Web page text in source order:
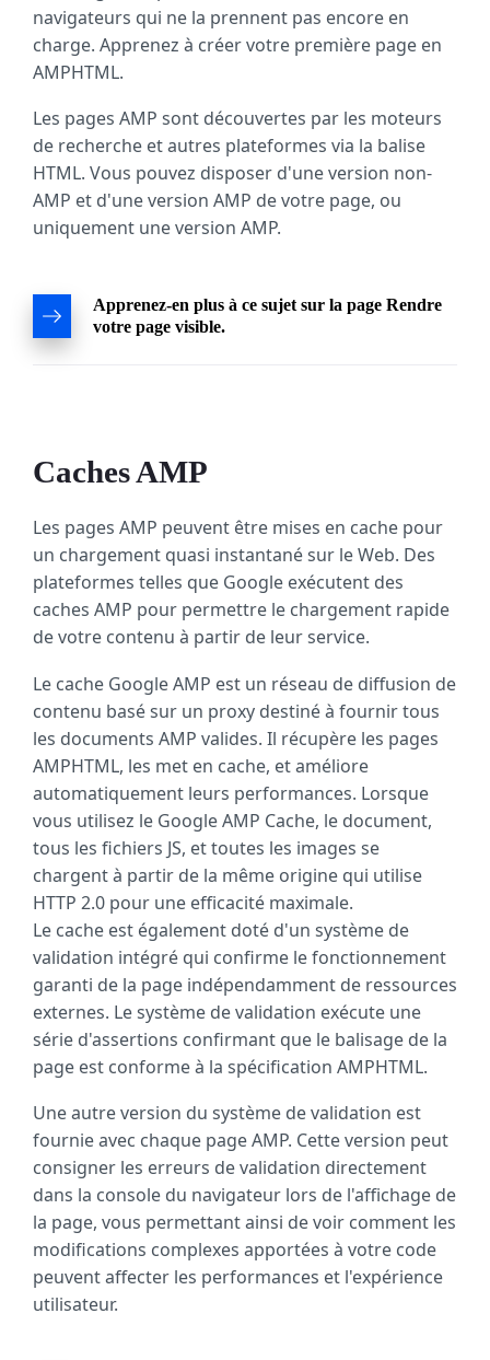
navigateurs qui ne la prennent pas encore en
charge. Apprenez à créer votre première page en
AMPHTML.
Les pages AMP sont découvertes par les moteurs
de recherche et autres plateformes via la balise
HTML. Vous pouvez disposer d'une version non-
AMP et d'une version AMP de votre page, ou
uniquement une version AMP.
Apprenez-en plus à ce sujet sur la page Rendre
votre page visible.
Caches AMP
Les pages AMP peuvent être mises en cache pour
un chargement quasi instantané sur le Web. Des
plateformes telles que Google exécutent des
caches AMP pour permettre le chargement rapide
de votre contenu à partir de leur service.
Le cache Google AMP est un réseau de diffusion de
contenu basé sur un proxy destiné à fournir tous
les documents AMP valides. Il récupère les pages
AMPHTML, les met en cache, et améliore
automatiquement leurs performances. Lorsque
vous utilisez le Google AMP Cache, le document,
tous les fichiers JS, et toutes les images se
chargent à partir de la même origine qui utilise
HTTP 2.0 pour une efficacité maximale.
Le cache est également doté d'un système de
validation intégré qui confirme le fonctionnement
garanti de la page indépendamment de ressources
externes. Le système de validation exécute une
série d'assertions confirmant que le balisage de la
page est conforme à la spécification AMPHTML.
Une autre version du système de validation est
fournie avec chaque page AMP. Cette version peut
consigner les erreurs de validation directement
dans la console du navigateur lors de l'affichage de
la page, vous permettant ainsi de voir comment les
modifications complexes apportées à votre code
peuvent affecter les performances et l'expérience
utilisateur.